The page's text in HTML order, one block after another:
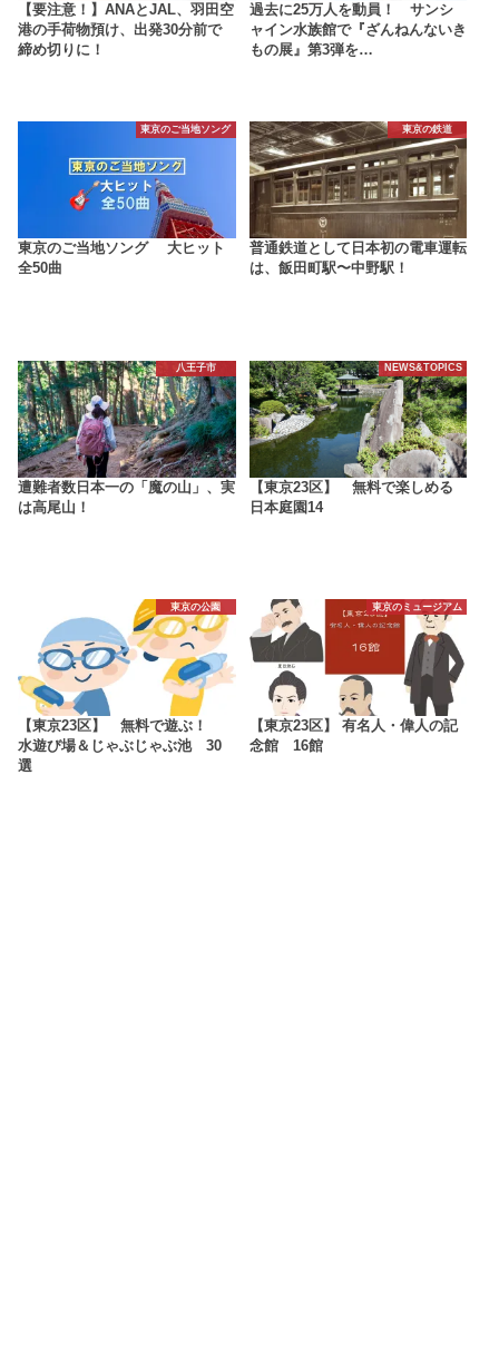
【要注意！】ANAとJAL、羽田空
港の手荷物預け、出発30分前で
締め切りに！
過去に25万人を動員！ サンシ
ャイン水族館で『ざんねんないき
もの展』第3弾を…
東京のご当地ソング
東京のご当地ソング 大ヒット
全50曲
東京の鉄道
普通鉄道として日本初の電車運転
は、飯田町駅〜中野駅！
八王子市
遭難者数日本一の「魔の山」、実
は高尾山！
NEWS&TOPICS
【東京23区】 無料で楽しめる
日本庭園14
東京の公園
【東京23区】 無料で遊ぶ！
水遊び場＆じゃぶじゃぶ池 30
選
東京のミュージアム
【東京23区】 有名人・偉人の記
念館 16館